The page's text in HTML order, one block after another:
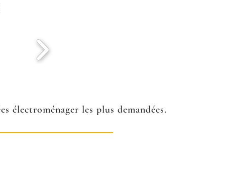
électroménager les plus demandées.